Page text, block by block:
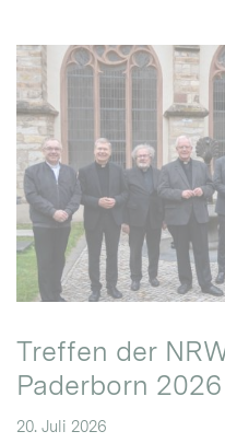
Treffen der
Paderborn 2026
20. Juli 2026